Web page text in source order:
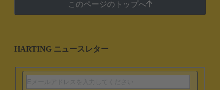
このページのトップへ
HARTING ニュースレター